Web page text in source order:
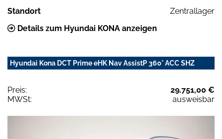
Standort
Zentrallager
Details zum Hyundai KONA anzeigen
Hyundai Kona DCT Prime eHK Nav AssistP 360° ACC SHZ
Preis:
29.751,00 €
MWSt:
ausweisbar